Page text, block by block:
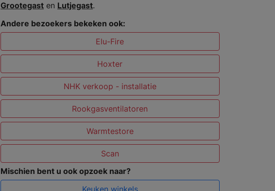
Grootegasten Lutjegast.
Andere bezoekers bekeken ook:
Elu-Fire
Hoxter
NHK verkoop - installatie
Rookgasventilatoren
Warmtestore
Scan
Mischien bent u ook opzoek naar?